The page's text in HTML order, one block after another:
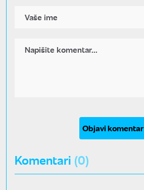
Objavi komentar
Komentari (0)